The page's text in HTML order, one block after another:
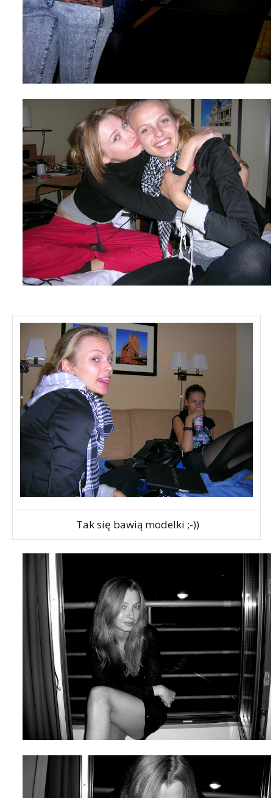
Tak się bawią modelki ;-))